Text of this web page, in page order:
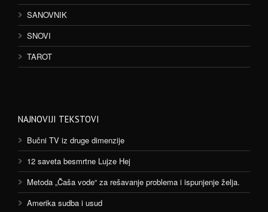
SANOVNIK
SNOVI
TAROT
NAJNOVIJI TEKSTOVI
Bučni TV iz druge dimenzije
12 saveta besmrtne Lujze Hej
Metoda „Čaša vode“ za rešavanje problema i ispunjenje želja.
Amerika sudba i usud